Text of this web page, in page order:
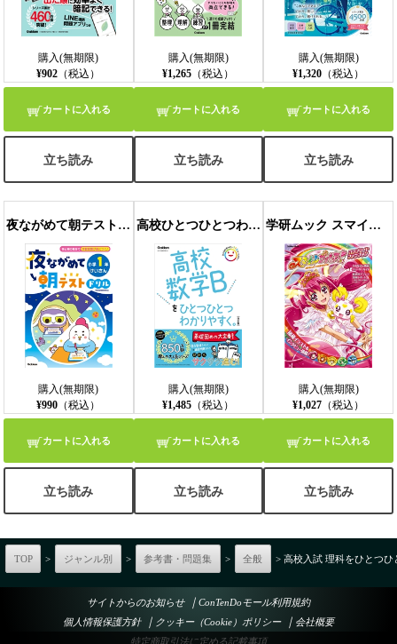
購入(無期限)
¥902 （税込）
カートに入れる
立ち読み
購入(無期限)
¥1,265 （税込）
カートに入れる
立ち読み
購入(無期限)
¥1,320 （税込）
カートに入れる
立ち読み
夜ながめて朝テストドリル 小学1年 けいさん
購入(無期限)
¥990 （税込）
カートに入れる
立ち読み
高校ひとつひとつわかりやすく 高校数学Bをひとつひとつわかりやすく。改訂版
購入(無期限)
¥1,485 （税込）
カートに入れる
立ち読み
学研ムック スマイルプリキュア！ コンプリートファンブック
購入(無期限)
¥1,027 （税込）
カートに入れる
立ち読み
TOP > ジャンル別 > 参考書・問題集 > 全般 > 高校入試 理科をひとつ
サイトからのお知らせ ｜ ConTenDoモール利用規約
個人情報保護方針
｜ クッキー（Cookie）ポリシー ｜ 会社概要
特定商取引法に定める記載事項